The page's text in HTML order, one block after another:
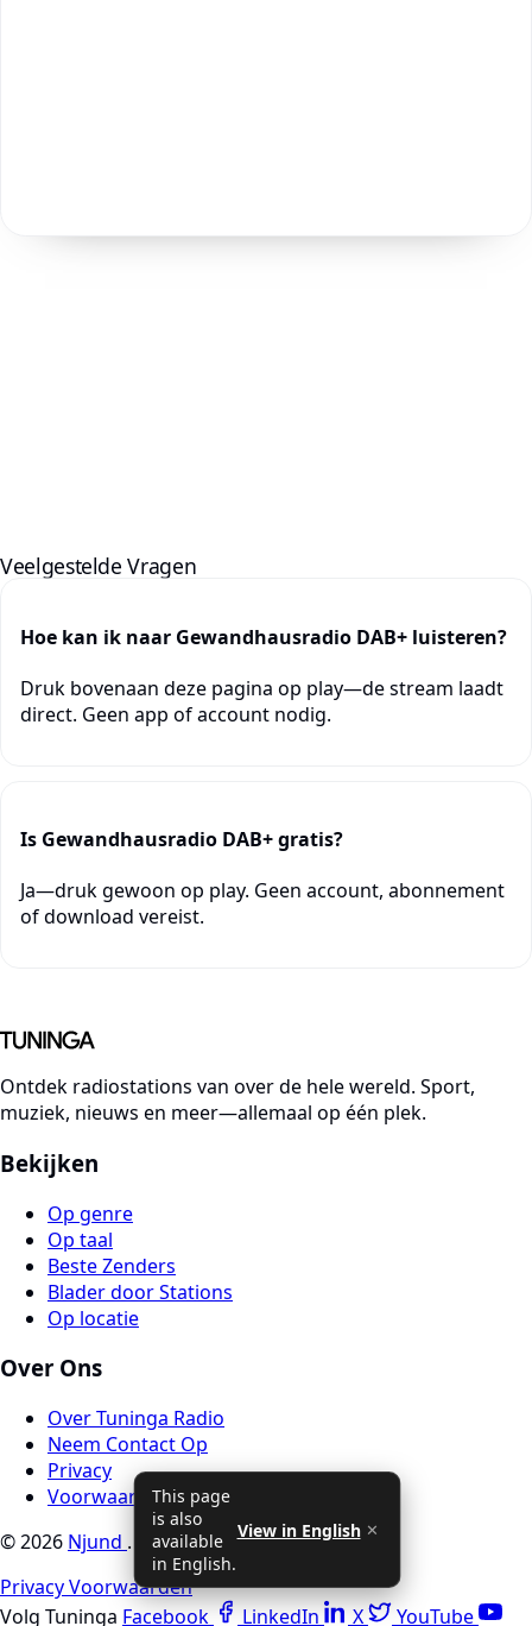
Veelgestelde Vragen
Hoe kan ik naar Gewandhausradio DAB+ luisteren?
Druk bovenaan deze pagina op play—de stream laadt
direct. Geen app of account nodig.
Is Gewandhausradio DAB+ gratis?
Ja—druk gewoon op play. Geen account, abonnement
of download vereist.
Ontdek radiostations van over de hele wereld. Sport,
muziek, nieuws en meer—allemaal op één plek.
Bekijken
Op genre
Op taal
Beste Zenders
Blader door Stations
Op locatie
Over Ons
Over Tuninga Radio
Neem Contact Op
Privacy
Voorwaarden
© 2026 Njund . Alle rechten voorbehouden
PrivacyVoorwaarden
Volg Tuninga Facebook LinkedIn X YouTube
This page
is also
available
in English.
View in English ✕